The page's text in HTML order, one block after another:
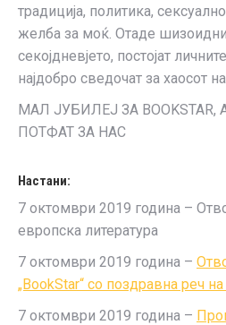
традиција, политика,
желба за моќ. Отаде
секојдневјето, постојат
најдобро сведочат за хаосот
МАЛ ЈУБИЛЕЈ ЗА
ПОТФАТ ЗА НАС
Настани:
7 октомври 2019 година –
европска литература
7 октомври 2019 година –
„BookStar“ со поздравна реч
7 октомври 2019 година –